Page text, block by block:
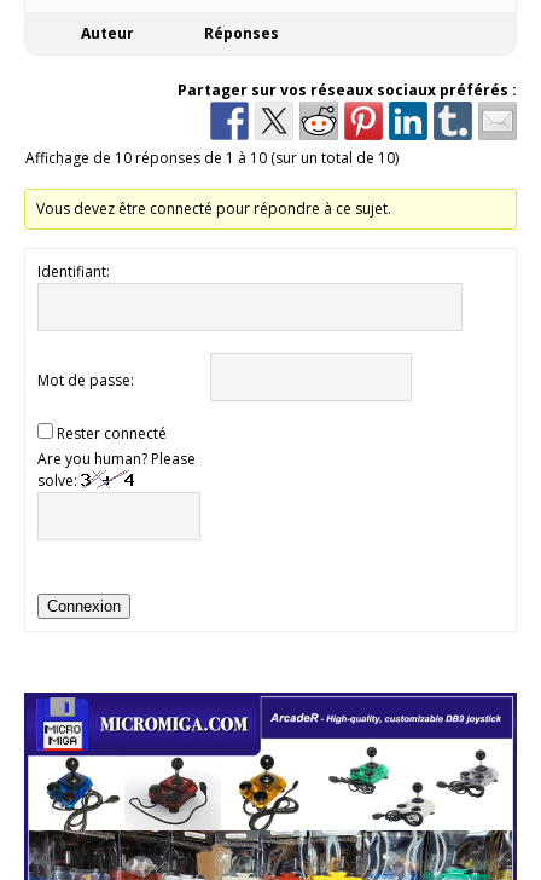
Auteur Réponses
Partager sur vos réseaux sociaux préférés :
Affichage de 10 réponses de 1 à 10 (sur un total de 10)
Vous devez être connecté pour répondre à ce sujet.
Identifiant:
Mot de passe:
Rester connecté
Are you human? Please
solve:
Connexion